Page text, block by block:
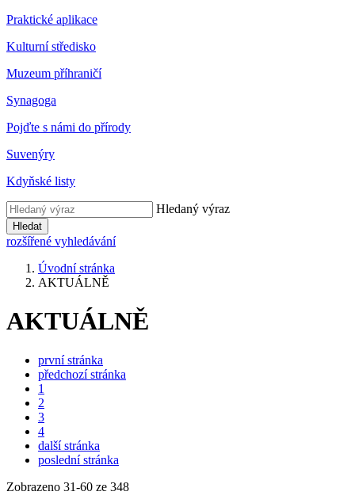
Praktické aplikace
Kulturní středisko
Muzeum příhraničí
Synagoga
Pojďte s námi do přírody
Suvenýry
Kdyňské listy
Hledaný výraz
Hledat
rozšířené vyhledávání
Úvodní stránka
AKTUÁLNĚ
AKTUÁLNĚ
první stránka
předchozí stránka
1
2
3
4
další stránka
poslední stránka
Zobrazeno 31-60 ze 348